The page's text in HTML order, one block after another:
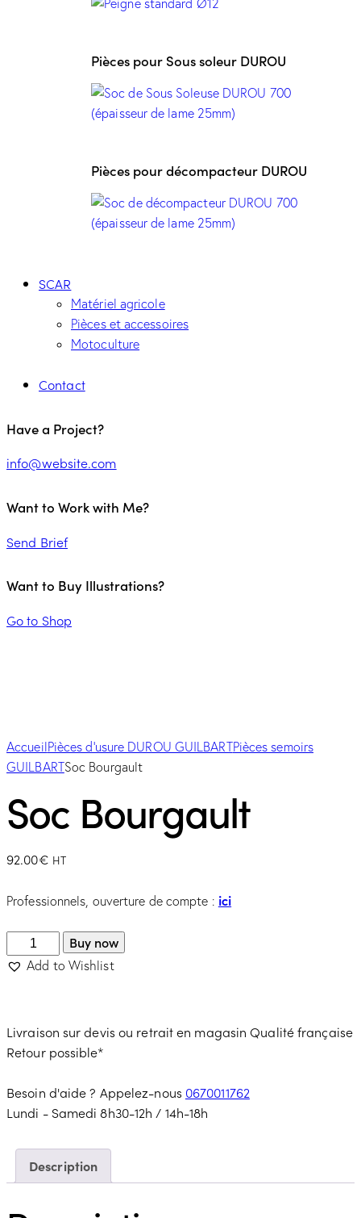
Pièces pour Sous soleur DUROU
Pièces pour décompacteur DUROU
SCAR
Matériel agricole
Pièces et accessoires
Motoculture
Contact
Have a Project?
info@website.com
Want to Work with Me?
Send Brief
Want to Buy Illustrations?
Go to Shop
AccueilPièces d'usure DUROU GUILBARTPièces semoirs
GUILBARTSoc Bourgault
Soc Bourgault
92.00€ HT
Professionnels, ouverture de compte : ici
Buy now
Add to Wishlist
Livraison sur devis ou retrait en magasin Qualité française
Retour possible*
Besoin d'aide ? Appelez-nous 0670011762
Lundi - Samedi 8h30-12h / 14h-18h
Description